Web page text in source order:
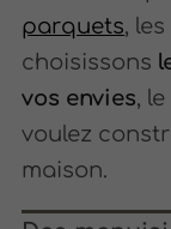
parquets,
choisissons
vos envies,
voulez
maison.